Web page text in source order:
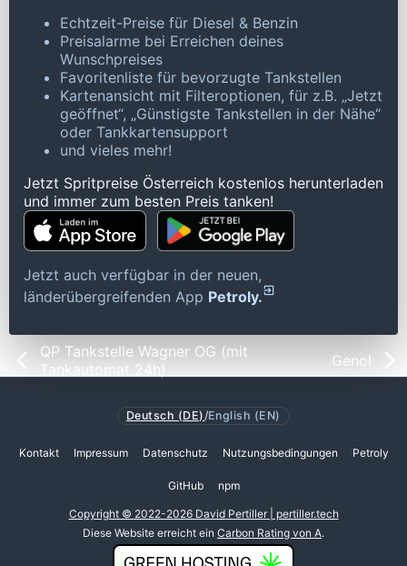
Echtzeit-Preise für Diesel & Benzin
Preisalarme bei Erreichen deines
Wunschpreises
Favoritenliste für bevorzugte Tankstellen
Kartenansicht mit Filteroptionen, für z.B. „Jetzt
geöffnet“, „Günstigste Tankstellen in der Nähe“
oder Tankkartensupport
und vieles mehr!
Jetzt Spritpreise Österreich kostenlos herunterladen
und immer zum besten Preis tanken!
Jetzt auch verfügbar in der neuen,
länderübergreifenden App Petroly.
QP Tankstelle Wagner OG (mit
Tankautomat 24h)
Genol
Deutsch (DE)/English (EN)
Kontakt Impressum Datenschutz Nutzungsbedingungen Petroly
GitHub npm
Copyright © 2022-2026 David Pertiller | pertiller.tech
Diese Website erreicht ein Carbon Rating von A.